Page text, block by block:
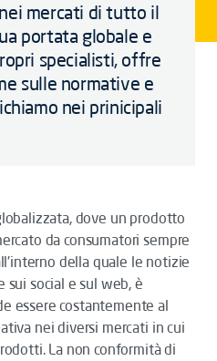
mercati di tutto il
portata globale e
specialisti, offre
sulle normative e
nei prinicipali
dove un prodotto
da consumatori sempre
della quale le notizie
sui social e sul web, è
essere costantemente al
nei diversi mercati in cui
La non conformità di